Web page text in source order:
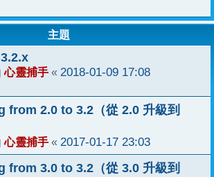
主題
心靈捕手 « 2018-01-09 17:08
from 2.0 to 3.2（從 2.0 升級到
心靈捕手 « 2017-01-17 23:03
from 3.0 to 3.2（從 3.0 升級到